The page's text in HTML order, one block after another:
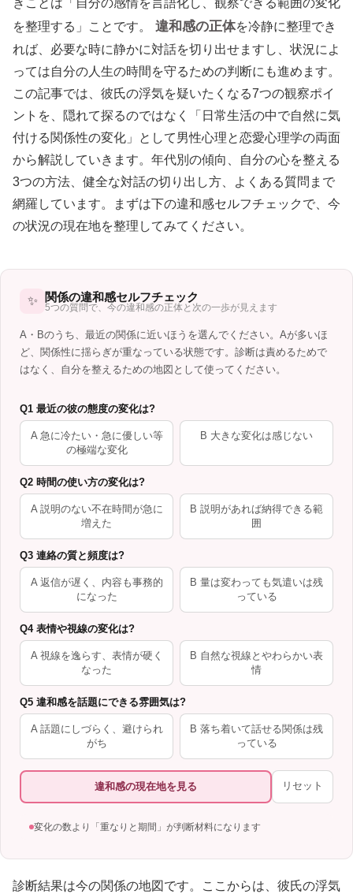
きことは「自分の感情を言語化し、観察できる範囲の変化
を整理する」ことです。
違和感の正体を冷静に整理でき
れば、必要な時に静かに対話を切り出せますし、状況によ
っては自分の人生の時間を守るための判断にも進めます。
この記事では、彼氏の浮気を疑いたくなる7つの観察ポイ
ントを、隠れて探るのではなく「日常生活の中で自然に気
付ける関係性の変化」として男性心理と恋愛心理学の両面
から解説していきます。年代別の傾向、自分の心を整える
3つの方法、健全な対話の切り出し方、よくある質問まで
網羅しています。まずは下の違和感セルフチェックで、今
の状況の現在地を整理してみてください。
✨ 関係の違和感セルフチェック
5つの質問で、今の違和感の正体と次の一歩が見えます
A・Bのうち、最近の関係に近いほうを選んでください。Aが多いほ
ど、関係性に揺らぎが重なっている状態です。診断は責めるためで
はなく、自分を整えるための地図として使ってください。
Q1 最近の彼の態度の変化は?
A 急に冷たい・急に優しい等
の極端な変化
B 大きな変化は感じない
Q2 時間の使い方の変化は?
A 説明のない不在時間が急に
増えた
B 説明があれば納得できる範
囲
Q3 連絡の質と頻度は?
A 返信が遅く、内容も事務的
になった
B 量は変わっても気遣いは残
っている
Q4 表情や視線の変化は?
A 視線を逸らす、表情が硬く
なった
B 自然な視線とやわらかい表
情
Q5 違和感を話題にできる雰囲気は?
A 話題にしづらく、避けられ
がち
B 落ち着いて話せる関係は残
っている
違和感の現在地を見る リセット
変化の数より「重なりと期間」が判断材料になります
診断結果は今の関係の地図です。ここからは、彼氏の浮気